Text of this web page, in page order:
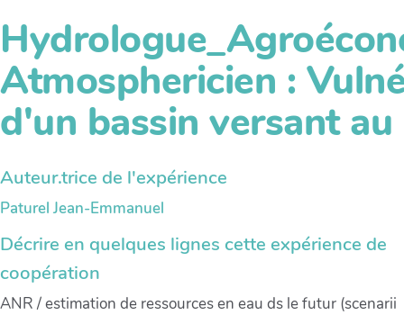
Atmosphericien :
d'un bassin versant au
Auteur.trice de l'expérience
Paturel Jean-Emmanuel
Décrire en quelques lignes cette expérience de
coopération
ANR / estimation de ressources en eau ds le futur (scenarii